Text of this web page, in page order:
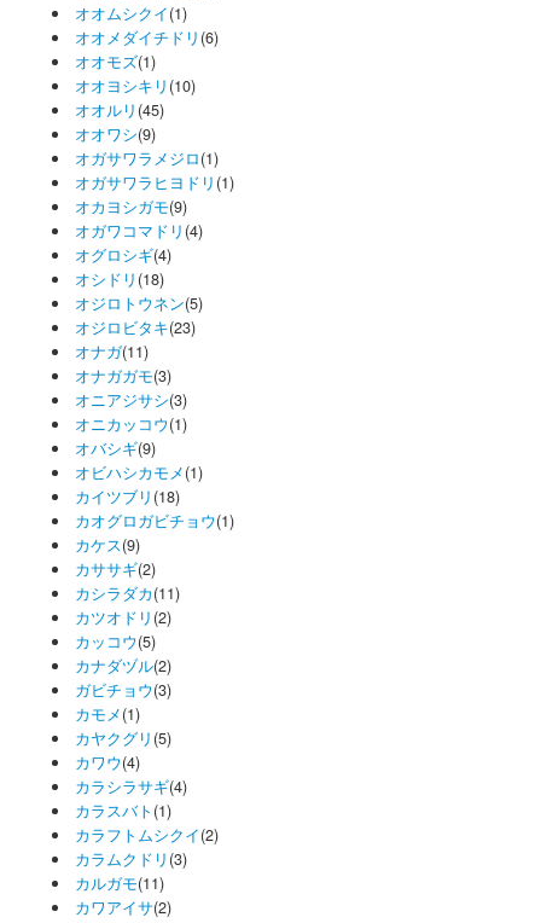
オオムシクイ(1)
オオメダイチドリ (6)
オオモズ(1)
オオヨシキリ (10)
オオルリ (45)
オオワシ(9)
オガサワラメジロ(1)
オガサワラヒヨドリ (1)
オカヨシガモ(9)
オガワコマドリ (4)
オグロシギ(4)
オシドリ (18)
オジロトウネン(5)
オジロビタキ(23)
オナガ(11)
オナガガモ(3)
オニアジサシ(3)
オニカッコウ(1)
オバシギ(9)
オビハシカモメ(1)
カイツブリ (18)
カオグロガビチョウ(1)
カケス(9)
カササギ(2)
カシラダカ(11)
カツオドリ (2)
カッコウ(5)
カナダヅル(2)
ガビチョウ(3)
カモメ(1)
カヤクグリ (5)
カワウ(4)
カラシラサギ(4)
カラスバト (1)
カラフトムシクイ(2)
カラムクドリ (3)
カルガモ(11)
カワアイサ(2)